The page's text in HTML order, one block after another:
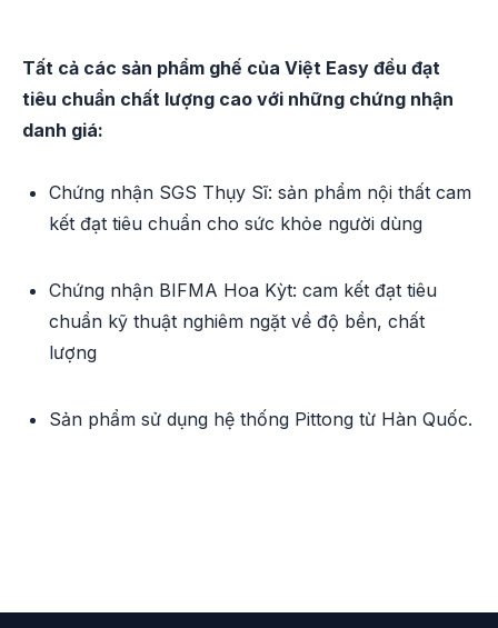
Tất cả các sản phẩm ghế của Việt Easy đều đạt
tiêu chuẩn chất lượng cao với những chứng nhận
danh giá:
Chứng nhận SGS Thụy Sĩ: sản phẩm nội thất cam
kết đạt tiêu chuẩn cho sức khỏe người dùng
Chứng nhận BIFMA Hoa Kỳt: cam kết đạt tiêu
chuẩn kỹ thuật nghiêm ngặt về độ bền, chất
lượng
Sản phẩm sử dụng hệ thống Pittong từ Hàn Quốc.